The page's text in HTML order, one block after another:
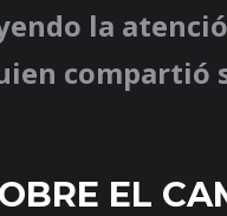
la
compartió
EL